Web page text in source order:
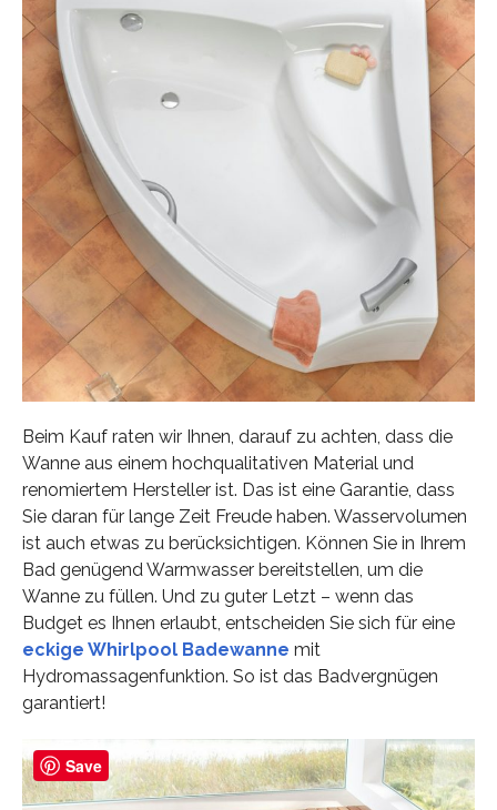
Beim Kauf raten wir Ihnen, darauf zu achten, dass die
Wanne aus einem hochqualitativen Material und
renomiertem Hersteller ist. Das ist eine Garantie, dass
Sie daran für lange Zeit Freude haben. Wasservolumen
ist auch etwas zu berücksichtigen. Können Sie in Ihrem
Bad genügend Warmwasser bereitstellen, um die
Wanne zu füllen. Und zu guter Letzt – wenn das
Budget es Ihnen erlaubt, entscheiden Sie sich für eine
eckige Whirlpool Badewanne mit
Hydromassagenfunktion. So ist das Badvergnügen
garantiert!
Save